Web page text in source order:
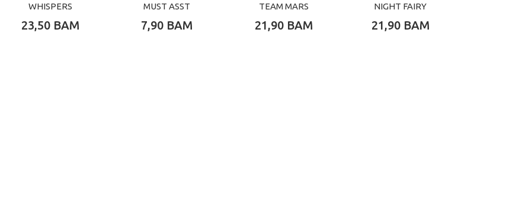
WHISPERS
23,50 BAM
MUST ASST
7,90 BAM
TEAM MARS
21,90 BAM
NIGHT FAIRY
21,90 BAM